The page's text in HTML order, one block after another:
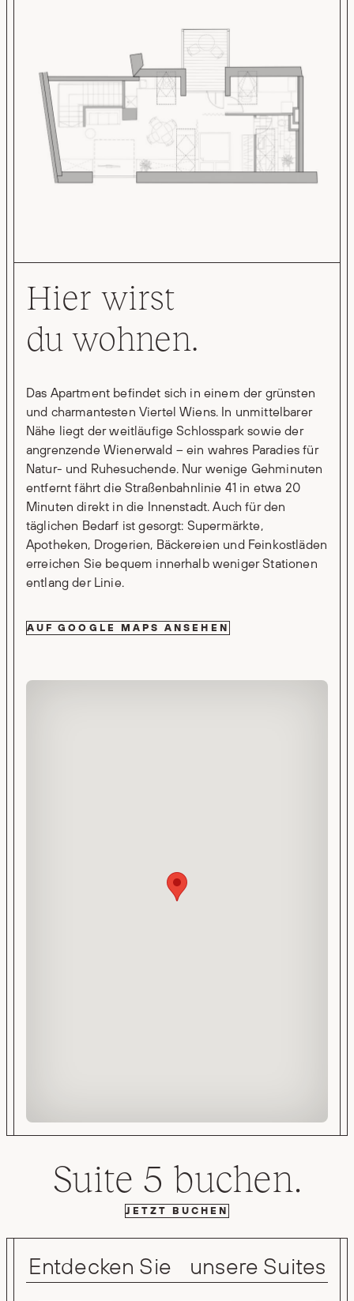
Hier wirst
du wohnen.
Das Apartment befindet sich in einem der grünsten
und charmantesten Viertel Wiens. In unmittelbarer
Nähe liegt der weitläufige Schlosspark sowie der
angrenzende Wienerwald – ein wahres Paradies für
Natur- und Ruhesuchende. Nur wenige Gehminuten
entfernt fährt die Straßenbahnlinie 41 in etwa 20
Minuten direkt in die Innenstadt. Auch für den
täglichen Bedarf ist gesorgt: Supermärkte,
Apotheken, Drogerien, Bäckereien und Feinkostläden
erreichen Sie bequem innerhalb weniger Stationen
entlang der Linie.
AUF GOOGLE MAPS ANSEHEN
Suite 5 buchen.
JETZT BUCHEN
Entdecken Sie unsere Suites